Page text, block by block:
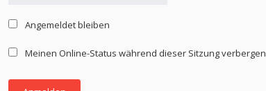
Angemeldet bleiben
Meinen Online-Status während dieser Sitzung verbergen